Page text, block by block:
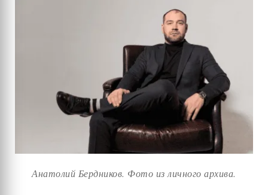
Анатолий Бердников. Фото из личного архива.